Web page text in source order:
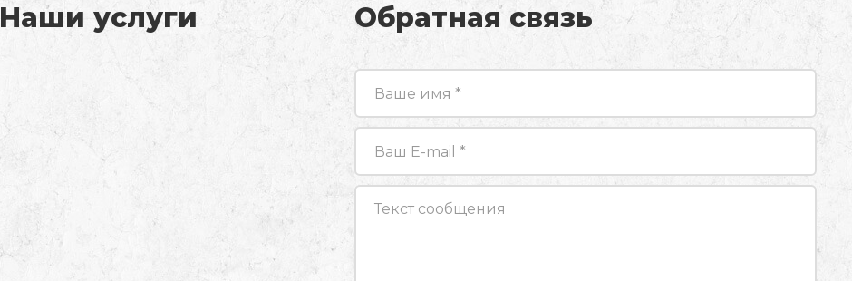
Наши услуги Обратная связь